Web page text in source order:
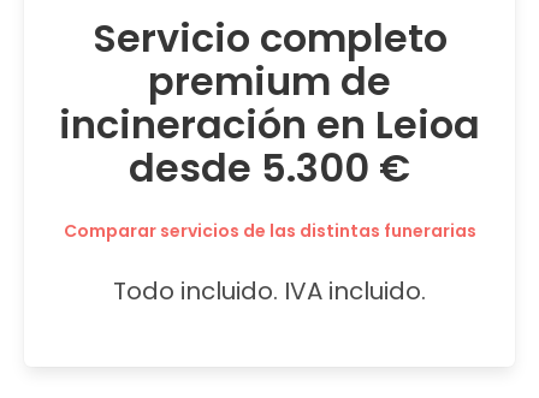
Servicio completo
premium de
incineración en Leioa
desde 5.300 €
Comparar servicios de las distintas funerarias
Todo incluido. IVA incluido.